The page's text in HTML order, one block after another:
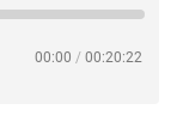
00:00 / 00:20:22